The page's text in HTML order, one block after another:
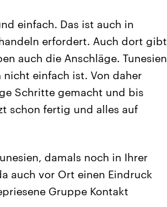
einfach. Das ist auch in
erfordert. Auch dort gibt
auch die Anschläge. Tunesien
einfach ist. Von daher
Schritte gemacht und bis
schon fertig und alles auf
damals noch in Ihrer
auch vor Ort einen Eindruck
Gruppe Kontakt